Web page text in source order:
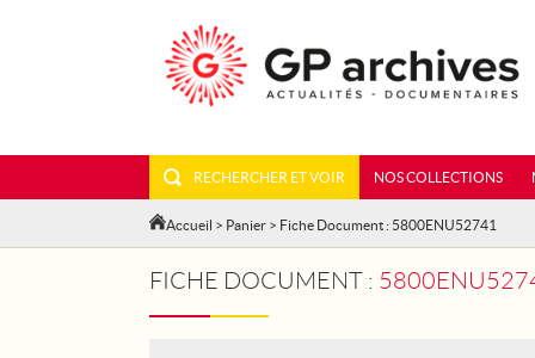
RECHERCHER ET VOIR NOS COLLECTIONS
Accueil > Panier > Fiche Document : 5800ENU52741
FICHE DOCUMENT :